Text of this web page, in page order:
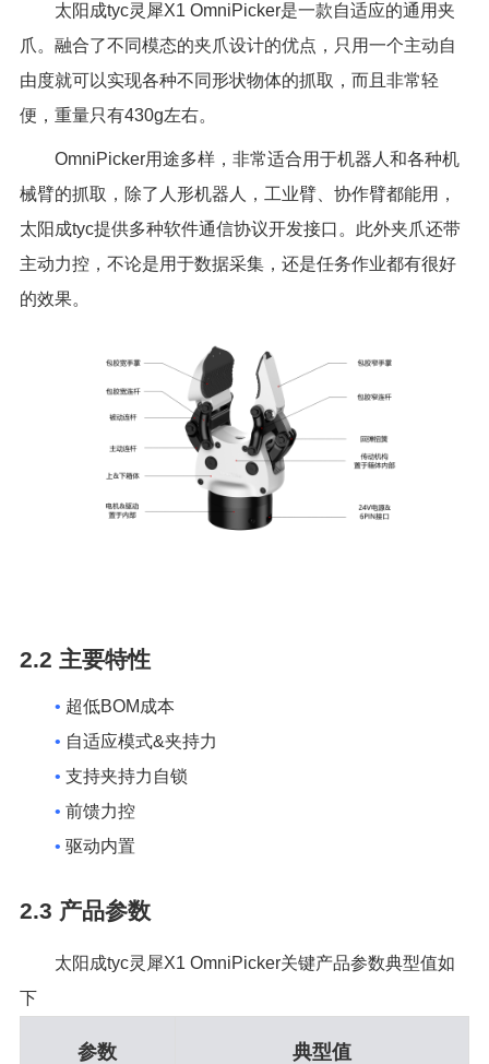
太阳成tyc灵犀X1 OmniPicker是一款自适应的通用夹
爪。融合了不同模态的夹爪设计的优点，只用一个主动自
由度就可以实现各种不同形状物体的抓取，而且非常轻
便，重量只有430g左右。
OmniPicker用途多样，非常适合用于机器人和各种机
械臂的抓取，除了人形机器人，工业臂、协作臂都能用，
太阳成tyc提供多种软件通信协议开发接口。此外夹爪还带
主动力控，不论是用于数据采集，还是任务作业都有很好
的效果。
2.2 主要特性
• 超低BOM成本
• 自适应模式&夹持力
• 支持夹持力自锁
• 前馈力控
• 驱动内置
2.3 产品参数
太阳成tyc灵犀X1 OmniPicker关键产品参数典型值如
下
参数 典型值